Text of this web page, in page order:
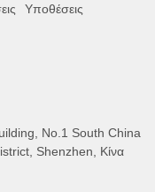
Υποθέσεις
Νο.1 South China
Shenzhen, Κίνα